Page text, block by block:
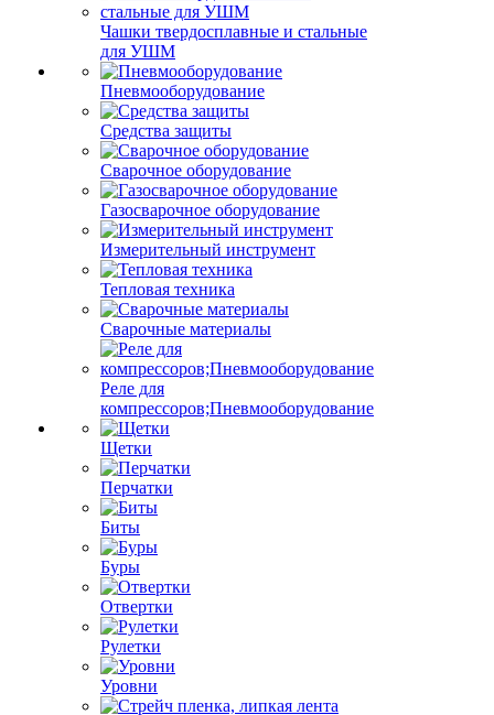
Чашки твердосплавные и стальные
для УШМ
Пневмооборудование
Средства защиты
Сварочное оборудование
Газосварочное оборудование
Измерительный инструмент
Тепловая техника
Сварочные материалы
Реле для
компрессоров;Пневмооборудование
Щетки
Перчатки
Биты
Буры
Отвертки
Рулетки
Уровни